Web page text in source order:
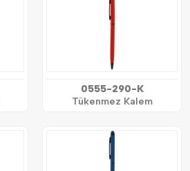
0555-290-K
Tükenmez Kalem